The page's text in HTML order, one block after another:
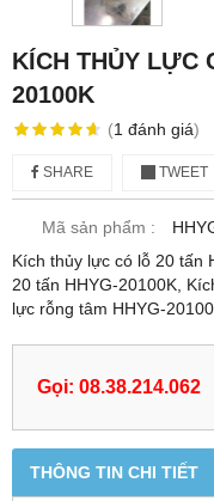
KÍCH THỦY LỰC
20100K
(1 đánh giá)
SHARE TWEET
Mã sản phẩm :
Kích thủy lực có lỗ 20 tấn
20 tấn HHYG-20100K,
lực rỗng tâm HHYG-
Gọi: 08.38.214.062
THÔNG TIN CHI TIẾT